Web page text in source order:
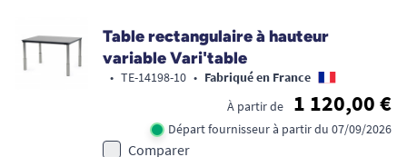
Table rectangulaire à hauteur
variable Vari'table
• TE-14198-10 • Fabriqué en France
À partir de
1 120,00 €
Départ fournisseur à partir du 07/09/2026
Comparer